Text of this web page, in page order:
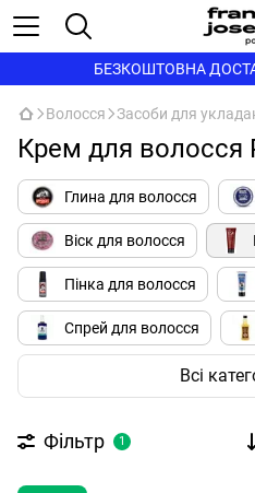
БЕЗКОШТОВНА
Волосся Засоби для
Крем для волосся
Глина для волосся
Віск для волосся
Пінка для волосся
Спрей для волосся
Помада для волосся
Всі
Фільтр 1